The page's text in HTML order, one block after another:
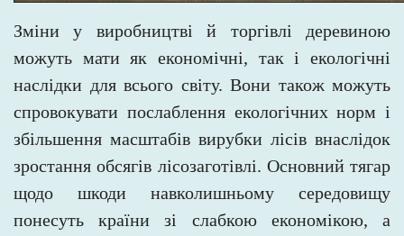
Зміни у виробництві й торгівлі деревиною
можуть мати як економічні, так і екологічні
наслідки для всього світу. Вони також можуть
спровокувати послаблення екологічних норм і
збільшення масштабів вирубки лісів внаслідок
зростання обсягів лісозаготівлі. Основний тягар
щодо шкоди навколишньому середовищу
понесуть країни зі слабкою економікою, а